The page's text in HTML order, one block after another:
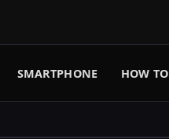
SMARTPHONE HOW TO